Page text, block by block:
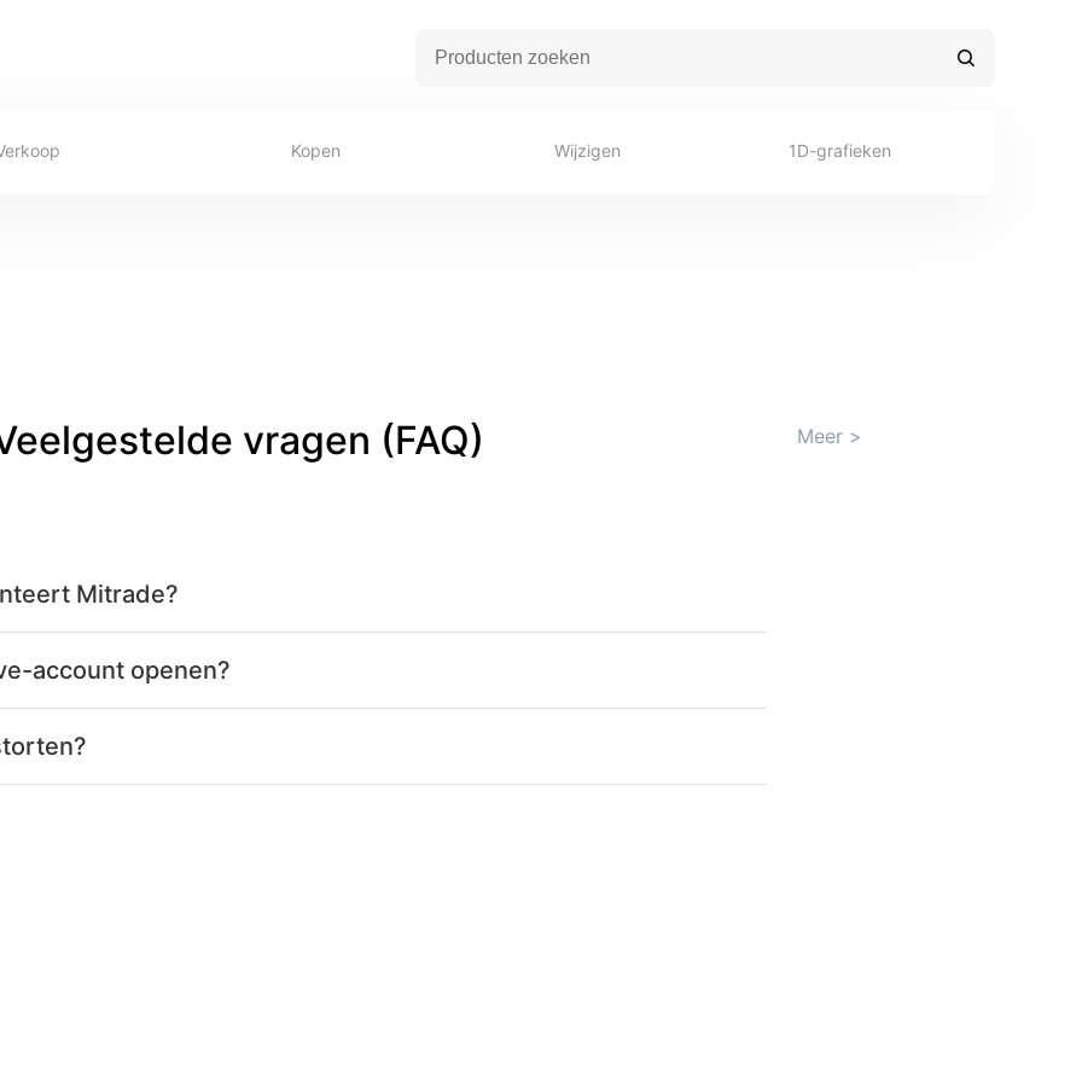
Kopen Wijzigen 1D-grafieken
Meer >
vragen (FAQ)
Mitrade?
account openen?